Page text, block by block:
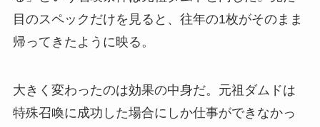
目のスペックだけを見ると、往年の1枚がそのまま
帰ってきたように映る。
大きく変わったのは効果の中身だ。元祖ダムドは
特殊召喚に成功した場合にしか仕事ができなかっ